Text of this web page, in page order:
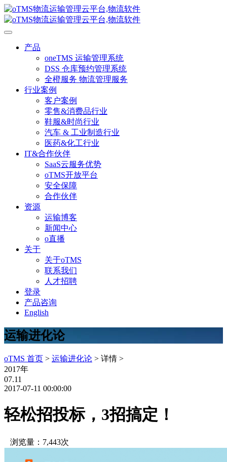
产品
oneTMS 运输管理系统
DSS 仓库预约管理系统
全橙服务 物流管理服务
行业案例
客户案例
零售&消费品行业
鞋服&时尚行业
汽车 & 工业制造行业
医药&化工行业
IT&合作伙伴
SaaS云服务优势
oTMS开放平台
安全保障
合作伙伴
资源
运输博客
新闻中心
o直播
关于
关于oTMS
联系我们
人才招聘
登录
产品咨询
English
运输进化论
oTMS 首页 > 运输进化论 > 详情 >
2017年
07.11
2017-07-11 00:00:00
轻松招投标，3招搞定！
浏览量：7,443次